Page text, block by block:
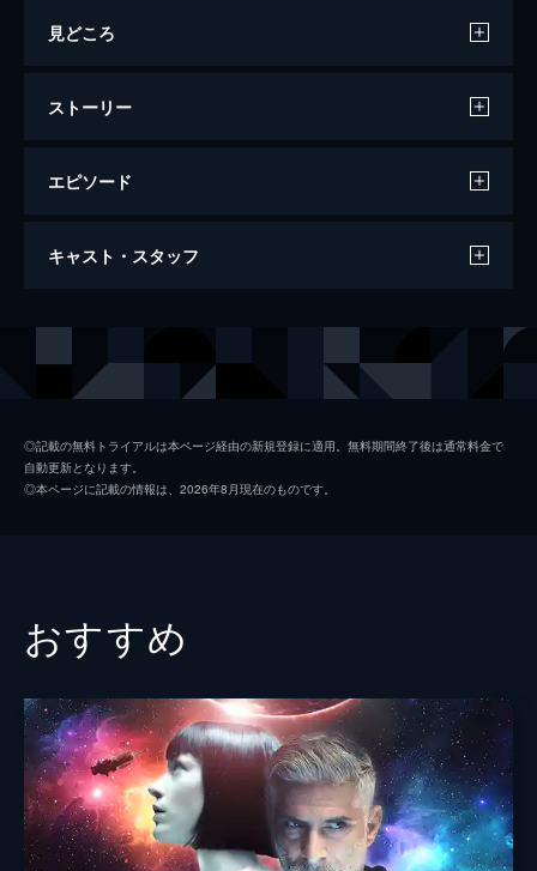
見どころ
ストーリー
エピソード
ハイ・ライフ
キャスト・スタッフ
ディブス医師
グロリア・オビアーニョ
スカーレット・リンジー
ジェシー・ロス
ヴィクター・バナルジー
◎記載の無料トライアルは本ページ経由の新規登録に適用。無料期間終了後は通常料金で
自動更新となります。
◎本ページに記載の情報は、2026年8月現在のものです。
おすすめ